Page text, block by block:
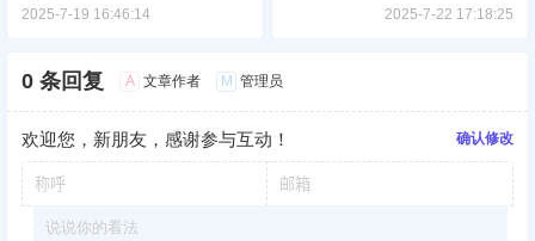
2025-7-19 16:46:14 2025-7-22 17:18:25
0 条回复 A 文章作者 M 管理员
欢迎您，新朋友，感谢参与互动！ 确认修改